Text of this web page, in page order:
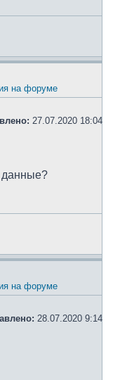
на форуме
27.07.2020 18:04
данные?
на форуме
28.07.2020 9:14